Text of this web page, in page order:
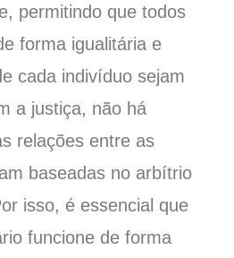
permitindo que todos
forma igualitária e
cada indivíduo sejam
a justiça, não há
relações entre as
baseadas no arbítrio
isso, é essencial que
funcione de forma